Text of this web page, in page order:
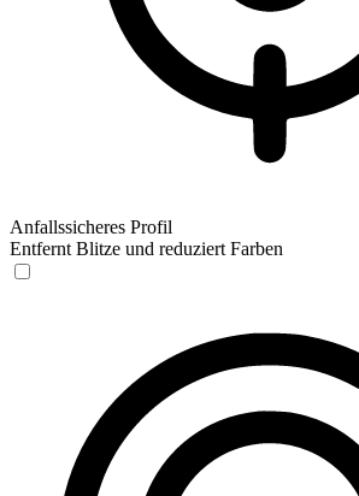
Anfallssicheres Profil
Entfernt Blitze und reduziert Farben